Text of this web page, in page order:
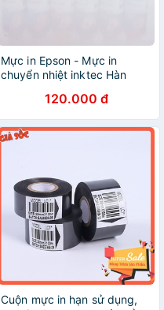
Mực in Epson - Mực in
chuyển nhiệt inktec Hàn
120.000 đ
Cuộn mực in hạn sử dụng,